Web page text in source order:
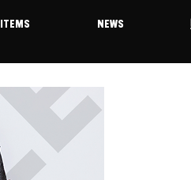
ITEMS NEWS